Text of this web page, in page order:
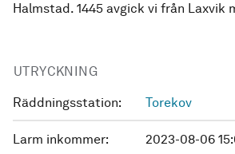
Halmstad. 1445 avgick vi från Laxvik
UTRYCKNING
Räddningsstation: Torekov
Larm inkommer: 2023-08-06